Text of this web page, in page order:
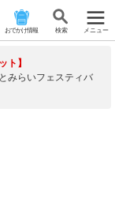
おでかけ情報 検 索 メニュー
ト】
みらいフェスティバ